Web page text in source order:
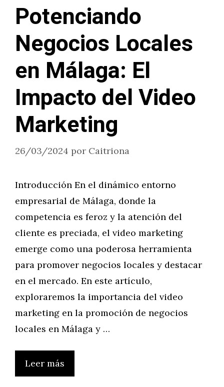
Potenciando
Negocios Locales
en Málaga: El
Impacto del Video
Marketing
26/03/2024 por Caitriona
Introducción En el dinámico entorno
empresarial de Málaga, donde la
competencia es feroz y la atención del
cliente es preciada, el video marketing
emerge como una poderosa herramienta
para promover negocios locales y destacar
en el mercado. En este artículo,
exploraremos la importancia del video
marketing en la promoción de negocios
locales en Málaga y …
Leer más